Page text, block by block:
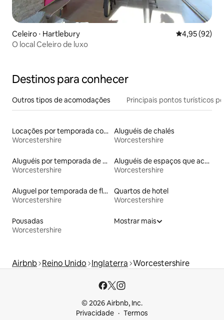
Celeiro ⋅ Hartlebury 4,95 de uma
4,95 (92)
O local Celeiro de luxo
Destinos para conhecer
Outros tipos de acomodações Principais pontos turísticos
Locações por temporada com piscina
Worcestershire
Aluguéis de chalés
Worcestershire
Aluguéis por temporada de celeiros
Worcestershire
Aluguéis de espaços que aceitam animais de estimação
Worcestershire
Aluguel por temporada de flats
Worcestershire
Quartos de hotel
Worcestershire
Pousadas
Worcestershire
Mostrar mais
Airbnb Reino Unido Inglaterra Worcestershire
© 2026 Airbnb, Inc.
Privacidade
Termos